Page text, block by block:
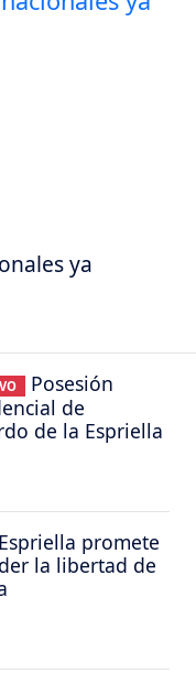
ya
Posesión
de
de la Espriella
promete
la libertad de